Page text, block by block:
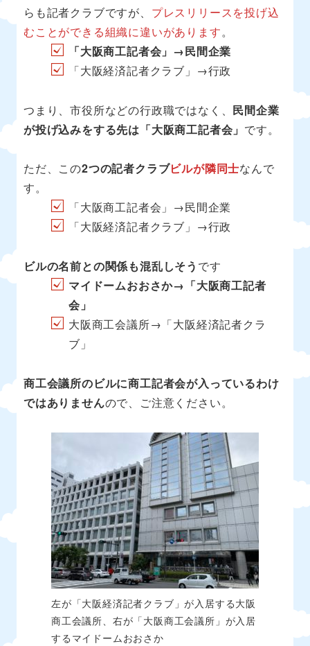
らも記者クラブですが、 プレスリリースを投げ込
むことができる組織に違いがあります。
「大阪商工記者会」→民間企業
「大阪経済記者クラブ」→行政
つまり、市役所などの行政職ではなく、 民間企業
が投げ込みをする先は「大阪商工記者会」 です。
ただ、この2つの記者クラブビルが隣同士なんで
す。
「大阪商工記者会」→民間企業
「大阪経済記者クラブ」→行政
ビルの名前との関係も混乱しそう です
マイドームおおさか→「大阪商工記者
会」
大阪商工会議所→「大阪経済記者クラ
ブ」
商工会議所のビルに商工記者会が入っているわけ
ではありませんので、ご注意ください。
左が「大阪経済記者クラブ」が入居する大阪
商工会議所、右が「大阪商工会議所」が入居
するマイドームおおさか